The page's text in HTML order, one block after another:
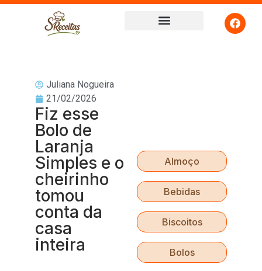
Juliana Nogueira
21/02/2026
Fiz esse
Bolo de
Laranja
Simples e o
cheirinho
tomou
conta da
casa
inteira
Almoço
Bebidas
Biscoitos
Bolos